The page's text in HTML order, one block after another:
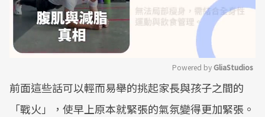
Mute
Powered by GliaStudios
前面這些話可以輕而易舉的挑起家長與孩子之間的
「戰火」，使早上原本就緊張的氣氛變得更加緊張。